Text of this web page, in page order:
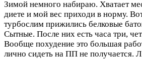
Зимой немного набираю. Хватает
диете и мой вес приходи в норму.
турбослим прижились белковые
Сытные. После них есть часа три,
Вообще похудение это большая
лично сидеть на ПП не получается.